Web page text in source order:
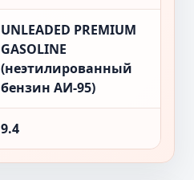
UNLEADED PREMIUM
GASOLINE
(неэтилированный
бензин АИ-95)
9.4